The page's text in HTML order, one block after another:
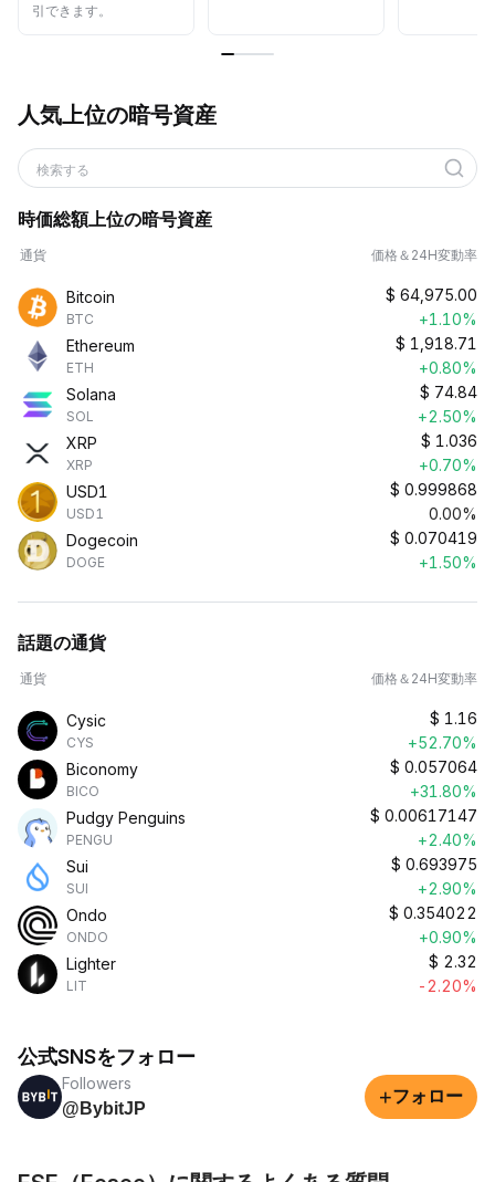
引できます。
人気上位の暗号資産
検索する
時価総額上位の暗号資産
通貨 価格＆24H変動率
Bitcoin
BTC
$ 64,975.00
+1.10%
Ethereum
ETH
$ 1,918.71
+0.80%
Solana
SOL
$ 74.84
+2.50%
XRP
XRP
$ 1.036
+0.70%
USD1
USD1
$ 0.999868
0.00%
Dogecoin
DOGE
$ 0.070419
+1.50%
話題の通貨
通貨 価格＆24H変動率
Cysic
CYS
$ 1.16
+52.70%
Biconomy
BICO
$ 0.057064
+31.80%
Pudgy Penguins
PENGU
$ 0.00617147
+2.40%
Sui
SUI
$ 0.693975
+2.90%
Ondo
ONDO
$ 0.354022
+0.90%
Lighter
LIT
$ 2.32
-2.20%
公式SNSをフォロー
Followers
@BybitJP
+フォロー